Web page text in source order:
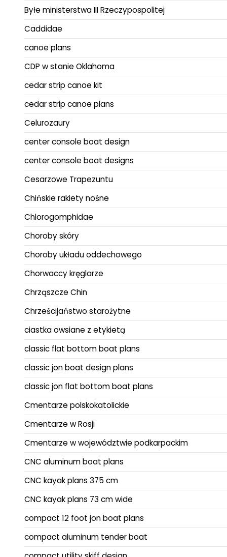
Byłe ministerstwa III Rzeczypospolitej
Caddidae
canoe plans
CDP w stanie Oklahoma
cedar strip canoe kit
cedar strip canoe plans
Celurozaury
center console boat design
center console boat designs
Cesarzowe Trapezuntu
Chińskie rakiety nośne
Chlorogomphidae
Choroby skóry
Choroby układu oddechowego
Chorwaccy kręglarze
Chrząszcze Chin
Chrześcijaństwo starożytne
ciastka owsiane z etykietą
classic flat bottom boat plans
classic jon boat design plans
classic jon flat bottom boat plans
Cmentarze polskokatolickie
Cmentarze w Rosji
Cmentarze w województwie podkarpackim
CNC aluminum boat plans
CNC kayak plans 375 cm
CNC kayak plans 73 cm wide
compact 12 foot jon boat plans
compact aluminum tender boat